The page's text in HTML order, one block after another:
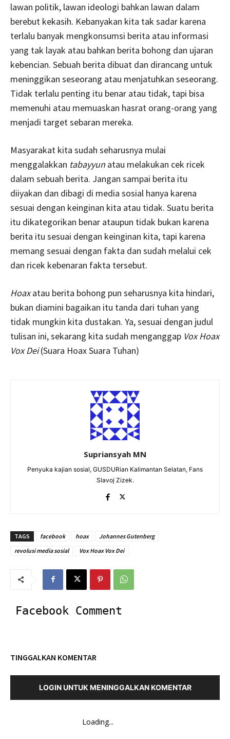
lawan politik, lawan ideologi bahkan lawan dalam
berebut kekasih. Kebanyakan kita tak sadar karena
terlalu banyak mengkonsumsi berita atau informasi
yang tak layak atau bahkan berita bohong dan ujaran
kebencian. Sebuah berita dibuat dan dirancang untuk
meninggikan seseorang atau menjatuhkan seseorang.
Tidak terlalu penting itu benar atau tidak, tapi bisa
memenuhi atau memuaskan hasrat orang-orang yang
menjadi target sebaran mereka.
Masyarakat kita sudah seharusnya mulai
menggalakkan tabayyun atau melakukan cek ricek
dalam sebuah berita. Jangan sampai berita itu
diiyakan dan dibagi di media sosial hanya karena
sesuai dengan keinginan kita atau tidak. Suatu berita
itu dikategorikan benar ataupun tidak bukan karena
berita itu sesuai dengan keinginan kita, tapi karena
memang sesuai dengan fakta dan sudah melalui cek
dan ricek kebenaran fakta tersebut.
Hoaxatau berita bohong pun seharusnya kita hindari,
bukan diamini bagaikan itu tanda dari tuhan yang
tidak mungkin kita dustakan. Ya, sesuai dengan judul
tulisan ini, sekarang kita sudah menganggap Vox Hoax
Vox Dei(Suara Hoax Suara Tuhan)
Supriansyah MN
Penyuka kajian sosial, GUSDURian Kalimantan Selatan, Fans
Slavoj Zizek.
TAGS facebook hoax
Johannes Gutenberg
revolusi media sosial
Vox Hoax Vox Dei
Facebook Comment
TINGGALKAN KOMENTAR
LOGIN UNTUK MENINGGALKAN KOMENTAR
Loading...